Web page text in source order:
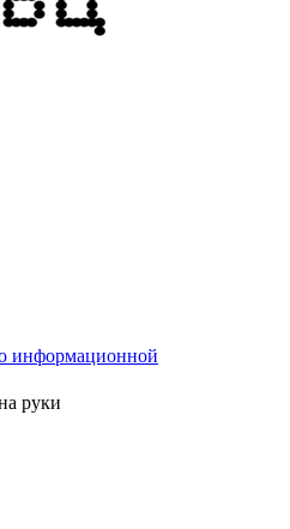
информационной
руки